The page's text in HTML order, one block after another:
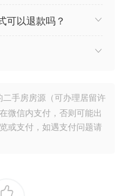
可以退款吗？
手房房源（可办理居留许
微信内支付，否则可能出
或支付，如遇支付问题请